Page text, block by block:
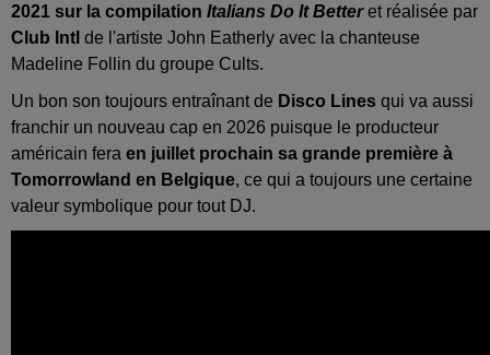
2021 sur la compilation Italians Do It Better et réalisée par
Club Intl de l'artiste John Eatherly avec la chanteuse
Madeline Follin du groupe Cults.
Un bon son toujours entraînant de Disco Lines qui va aussi
franchir un nouveau cap en 2026 puisque le producteur
américain fera en juillet prochain sa grande première à
Tomorrowland en Belgique, ce qui a toujours une certaine
valeur symbolique pour tout DJ.